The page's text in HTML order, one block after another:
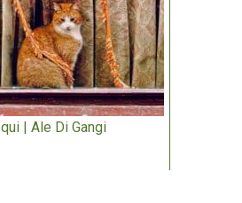
| Ale Di Gangi